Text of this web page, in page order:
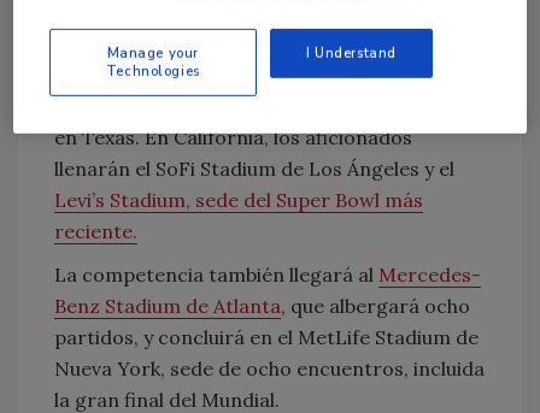
Massachusetts, hasta
el Hard Rock Stadium,
en Miami. También estarán en exhibición el
en Texas. En California, los aficionados
llenarán el SoFi Stadium de Los Ángeles y el
Levi’s Stadium, sede del Super Bowl más
reciente.
La competencia también llegará al Mercedes-
Benz Stadium de Atlanta, que albergará ocho
partidos, y concluirá en el MetLife Stadium de
Nueva York, sede de ocho encuentros, incluida
la gran final del Mundial.
Manage your
Technologies
I Understand